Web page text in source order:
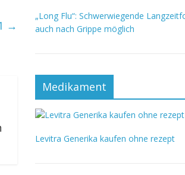
→
„Long Flu“: Schwerwiegende
auch nach Grippe möglich
Medikament
Levitra Generika kaufen ohne rezept